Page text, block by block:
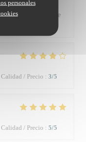
personalesnous a
à notre
Calidad / Precio : 3/5
Calidad / Precio : 5/5